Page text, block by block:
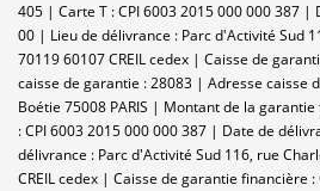
405 | Carte T : CPI 6003 2015 000 000 387
00 | Lieu de délivrance : Parc d'Activité Sud
70119 60107 CREIL cedex | Caisse de
caisse de garantie : 28083 | Adresse caisse
Boétie 75008 PARIS | Montant de la
: CPI 6003 2015 000 000 387 | Date de
délivrance : Parc d'Activité Sud 116, rue
CREIL cedex | Caisse de garantie financière